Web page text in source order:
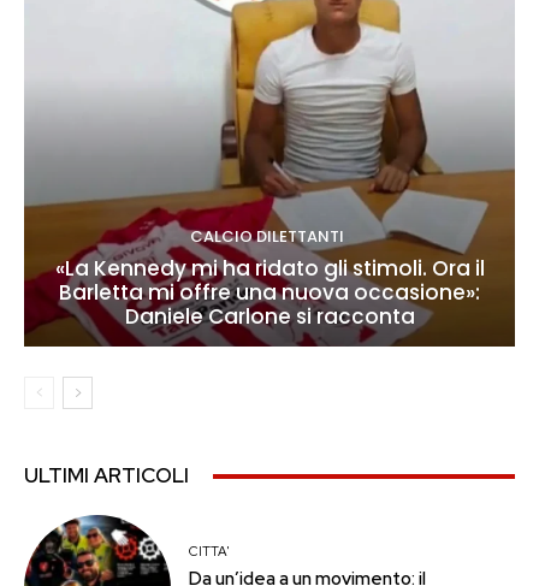
CALCIO DILETTANTI
«La Kennedy mi ha ridato gli stimoli. Ora il
Barletta mi offre una nuova occasione»:
Daniele Carlone si racconta
ULTIMI ARTICOLI
CITTA'
Da un’idea a un movimento: il